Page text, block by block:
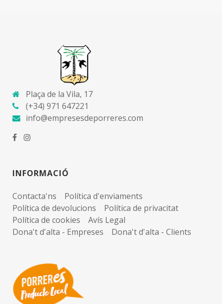
Plaça de la Vila, 17
(+34) 971 647221
info@empresesdeporreres.com
INFORMACIÓ
Contacta'ns
Política d'enviaments
Política de devolucions
Política de privacitat
Política de cookies
Avís Legal
Dona't d'alta - Empreses
Dona't d'alta - Clients